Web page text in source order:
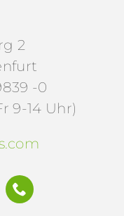
2
-0
9-14 Uhr)